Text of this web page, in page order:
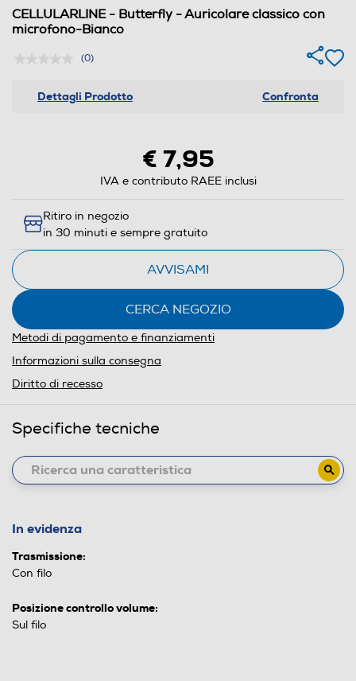
CELLULARLINE - Butterfly - Auricolare classico con
microfono-Bianco
(0)
Dettagli Prodotto Confronta
€ 7,95
IVA e contributo RAEE inclusi
Ritiro in negozio
in 30 minuti e sempre gratuito
AVVISAMI
CERCA NEGOZIO
Metodi di pagamento e finanziamenti
Informazioni sulla consegna
Diritto di recesso
Specifiche tecniche
In evidenza
Trasmissione:
Con filo
Posizione controllo volume:
Sul filo